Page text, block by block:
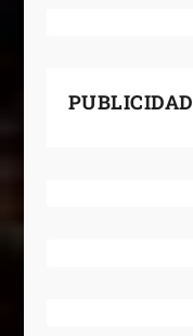
PUBLICIDAD